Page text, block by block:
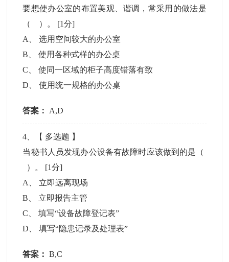
要想使办公室的布置美观、谐调，常采用的做法是
（ ）。 [1分]
A
、选用空间较大的办公室
B 、使用各种式样的办公桌
C 、使同一区域的柜子高度错落有致
D 、使用统一规格的办公桌
答案： A,D
4 、【 多选题 】
当秘书人员发现办公设备有故障时应该做到的是（
）。 [1分]
A
立即远离现场
B
立即报告主管
C 、填写“设备故障登记表”
D 、填写“隐患记录及处理表”
答案： B,C